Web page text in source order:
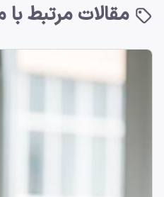
مقالات مرتبط